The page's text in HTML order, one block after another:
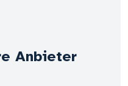
Anbieter